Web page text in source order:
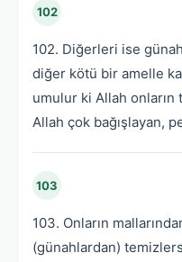
102
102. Diğerleri ise
diğer kötü bir amelle
umulur ki Allah
Allah çok bağışlayan,
103
103. Onların
(günahlardan)